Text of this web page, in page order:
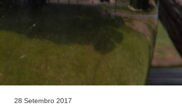
28 Setembro 2017